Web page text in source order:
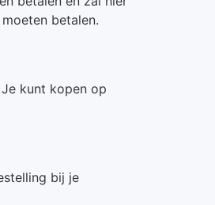
betalen.
kunt kopen op
bij je